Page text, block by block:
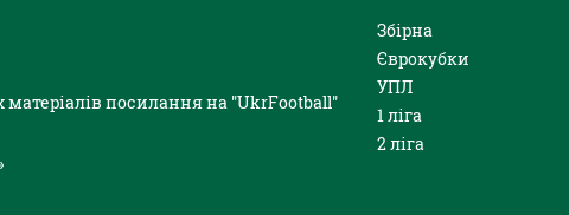
посилання на "UkrFootball"
Збірна
Єврокубки
УПЛ
1 ліга
2 ліга